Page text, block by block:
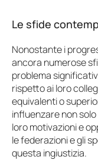
Le sfide
Nonostante i
ancora numerose
problema
rispetto ai loro
equivalenti o
influenzare non
loro motivazioni e
le federazioni e gli
questa ingiustizia.